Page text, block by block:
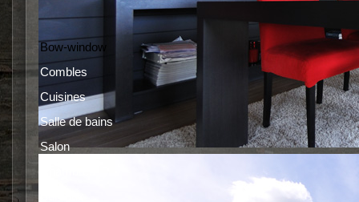
Bow-window
Combles
Cuisines
Salle de bains
Salon
Voici quelques exemples de